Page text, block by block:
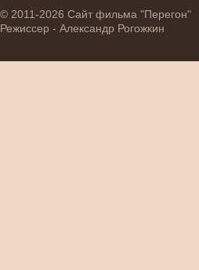
© 2011-2026 Сайт фильма "Перегон"
Режиссер - Александр Рогожкин